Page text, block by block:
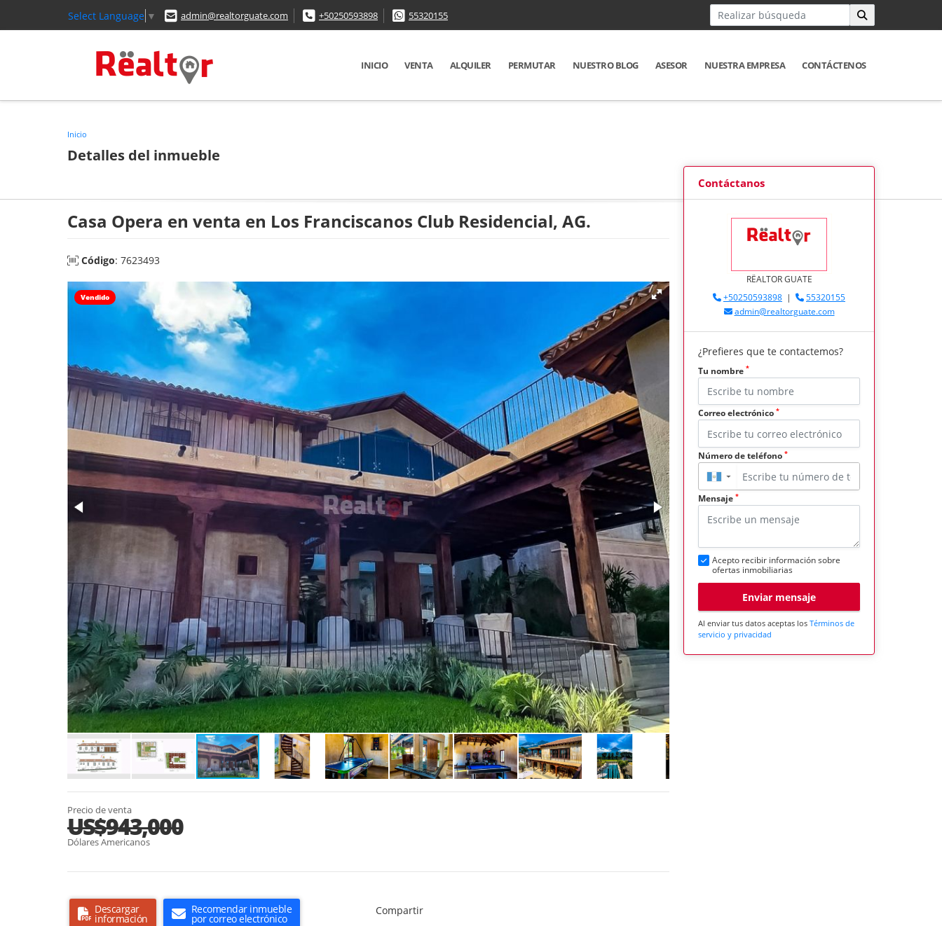
Select Language ▼ admin@realtorguate.com +50250593898 55320155
INICIO VENTA ALQUILER PERMUTAR NUESTRO BLOG ASESOR NUESTRA EMPRESA CONTÁCTENOS
Inicio
Detalles del inmueble
Casa Opera en venta en Los Franciscanos Club Residencial, AG.
Código: 7623493
Vendido
Precio de venta
US$943,000
Dólares Americanos
Descargar
información
Recomendar inmueble
por correo electrónico
Compartir
Contáctanos
RËALTOR GUATE
+50250593898 |
55320155
admin@realtorguate.com
¿Prefieres que te contactemos?
Tu nombre *
Correo electrónico *
Número de teléfono *
▼
Mensaje *
Acepto recibir información sobre
ofertas inmobiliarias
Enviar mensaje
Al enviar tus datos aceptas los Términos de
servicio y privacidad